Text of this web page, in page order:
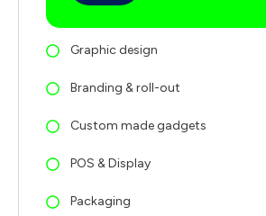
Graphic design
Branding & roll-out
Custom made gadgets
POS & Display
Packaging